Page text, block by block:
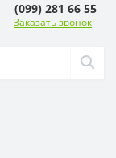
(099) 281 66 55
Заказать звонок